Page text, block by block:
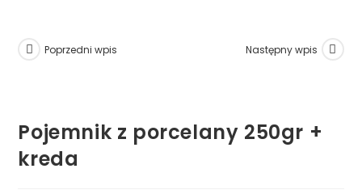
Poprzedni wpis Następny wpis
Pojemnik z porcelany 250gr +
kreda